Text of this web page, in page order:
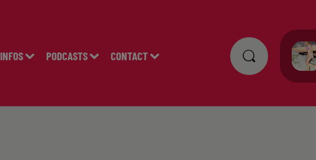
INFOS PODCASTS CONTACT